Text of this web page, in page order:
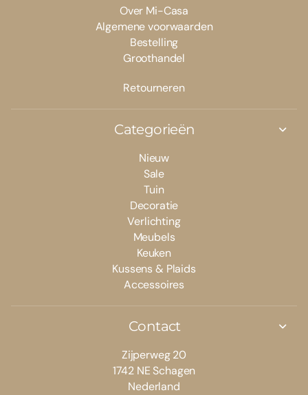
Over Mi-Casa
Algemene voorwaarden
Bestelling
Groothandel
Retourneren
Categorieën
Nieuw
Sale
Tuin
Decoratie
Verlichting
Meubels
Keuken
Kussens & Plaids
Accessoires
Contact
Zijperweg 20
1742 NE Schagen
Nederland